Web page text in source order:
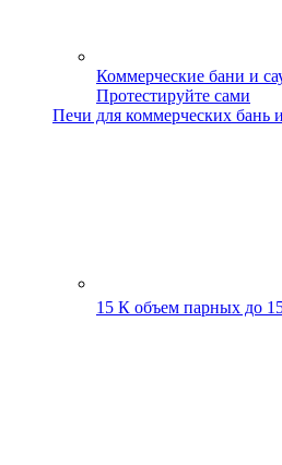
Коммерческие бани и
Протестируйте сами
Печи для коммерческих бань
15 К объем парных до